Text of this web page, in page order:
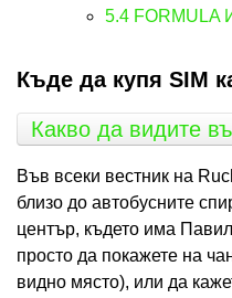
5.4 FORMULA
Къде да купя SIM
Какво да видите
Във всеки вестник на
близо до автобусните
център, където има
просто да покажете на
видно място), или да